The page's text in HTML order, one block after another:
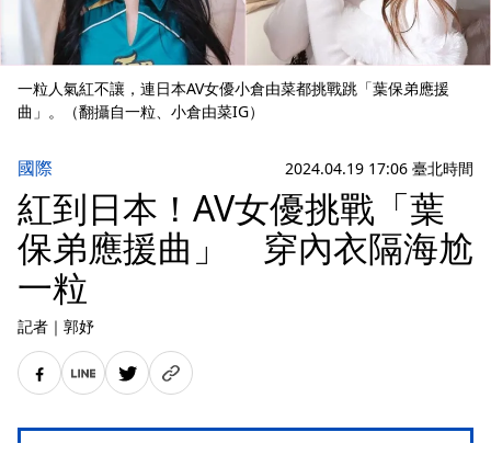
一粒人氣紅不讓，連日本AV女優小倉由菜都挑戰跳「葉保弟應援
曲」。（翻攝自一粒、小倉由菜IG）
國際 2024.04.19 17:06 臺北時間
紅到日本！AV女優挑戰「葉
保弟應援曲」 穿內衣隔海尬
一粒
記者 ｜ 郭妤